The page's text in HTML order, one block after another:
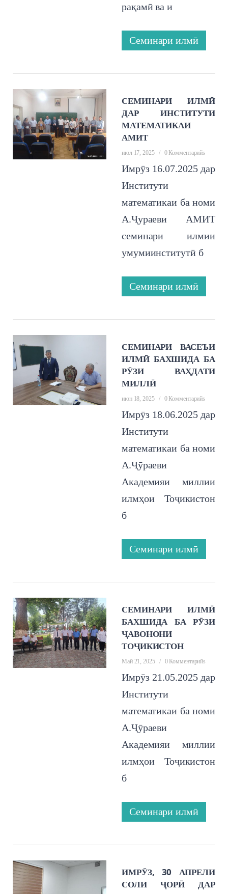
рақамӣ ва и
Семинари илмӣ
СЕМИНАРИ ИЛМӢ
ДАР ИНСТИТУТИ
МАТЕМАТИКАИ
АМИТ
июл 17, 2025 / 0 Комментарийs
Имрӯз 16.07.2025 дар
Институти
математикаи ба номи
А.Ҷураеви АМИТ
семинари илмии
умумиинститутӣ б
Семинари илмӣ
СЕМИНАРИ ВАСЕЪИ
ИЛМӢ БАХШИДА БА
РӮЗИ ВАҲДАТИ
МИЛЛӢ
июн 18, 2025 / 0 Комментарийs
Имрӯз 18.06.2025 дар
Институти
математикаи ба номи
А.Ҷӯраеви
Академияи миллии
илмҳои Тоҷикистон
б
Семинари илмӣ
СЕМИНАРИ ИЛМӢ
БАХШИДА БА РӮЗИ
ҶАВОНОНИ
ТОҶИКИСТОН
Май 21, 2025 / 0 Комментарийs
Имрӯз 21.05.2025 дар
Институти
математикаи ба номи
А.Ҷӯраеви
Академияи миллии
илмҳои Тоҷикистон
б
Семинари илмӣ
ИМРӮЗ, 30 АПРЕЛИ
СОЛИ ҶОРӢ ДАР